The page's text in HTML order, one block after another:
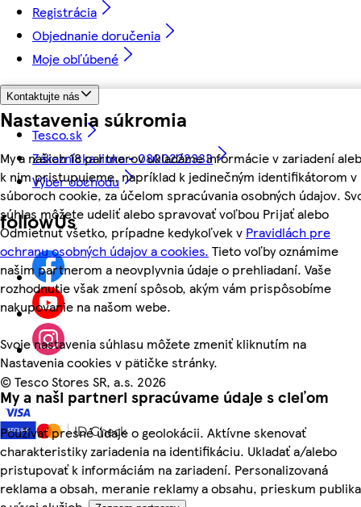
Nastavenia súkromia
My a našich 18 partnerov ukladáme informácie v zariadení
k nim pristupujeme, napríklad k jedinečným identifikátorom v
súboroch cookie, za účelom spracúvania osobných údajov.
súhlas môžete udeliť alebo spravovať voľbou Prijať alebo
Odmietnuť všetko, prípadne kedykoľvek v Pravidlách pre
ochranu osobných údajov a cookies. Tieto voľby oznámime
našim partnerom a neovplyvnia údaje o prehliadaní. Vaše
rozhodnutie však zmení spôsob, akým vám prispôsobíme
nakupovanie na našom webe.
Svoje nastavenia súhlasu môžete zmeniť kliknutím na
Nastavenia cookies v pätičke stránky.
My a naši partneri spracúvame údaje s cieľom
Používať presné údaje o geolokácii. Aktívne skenovať
charakteristiky zariadenia na identifikáciu. Ukladať a/alebo
pristupovať k informáciám na zariadení. Personalizovaná
reklama a obsah, meranie reklamy a obsahu, prieskum publika
Registrácia
Objednanie doručenia
Moje obľúbené
Kontaktujte nás
Tesco.sk
Zákaznícka linka - 0800222333
Výber obchodu
followUs
©Tesco Stores SR, a.s. 2026